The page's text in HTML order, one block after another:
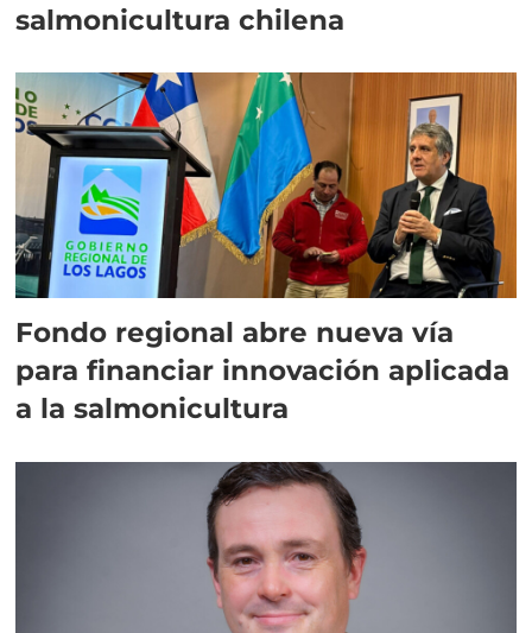
salmonicultura chilena
Fondo regional abre nueva vía
para financiar innovación aplicada
a la salmonicultura